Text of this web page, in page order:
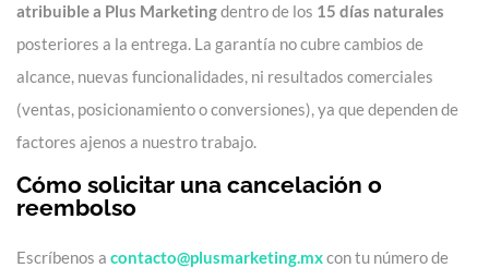
atribuible a Plus Marketingdentro de los 15 días naturales
posteriores a la entrega. La garantía no cubre cambios de
alcance, nuevas funcionalidades, ni resultados comerciales
(ventas, posicionamiento o conversiones), ya que dependen de
factores ajenos a nuestro trabajo.
Cómo solicitar una cancelación o
reembolso
Escríbenos a contacto@plusmarketing.mxcon tu número de